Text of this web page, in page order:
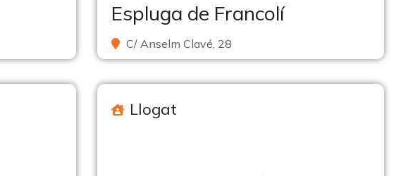
Espluga de Francolí
C/ Anselm Clavé, 28
Llogat